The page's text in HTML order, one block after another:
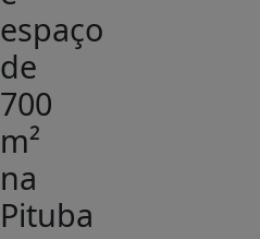
espaço
de
700
m²
na
Pituba